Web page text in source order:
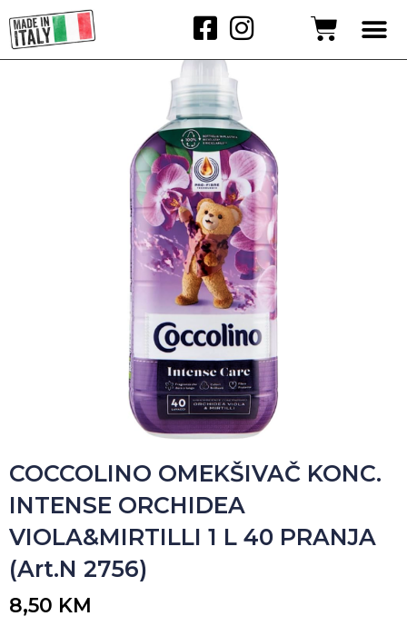
COCCOLINO OMEKŠIVAČ KONC.
INTENSE ORCHIDEA
VIOLA&MIRTILLI 1 L 40 PRANJA
(Art.N 2756)
8,50 KM